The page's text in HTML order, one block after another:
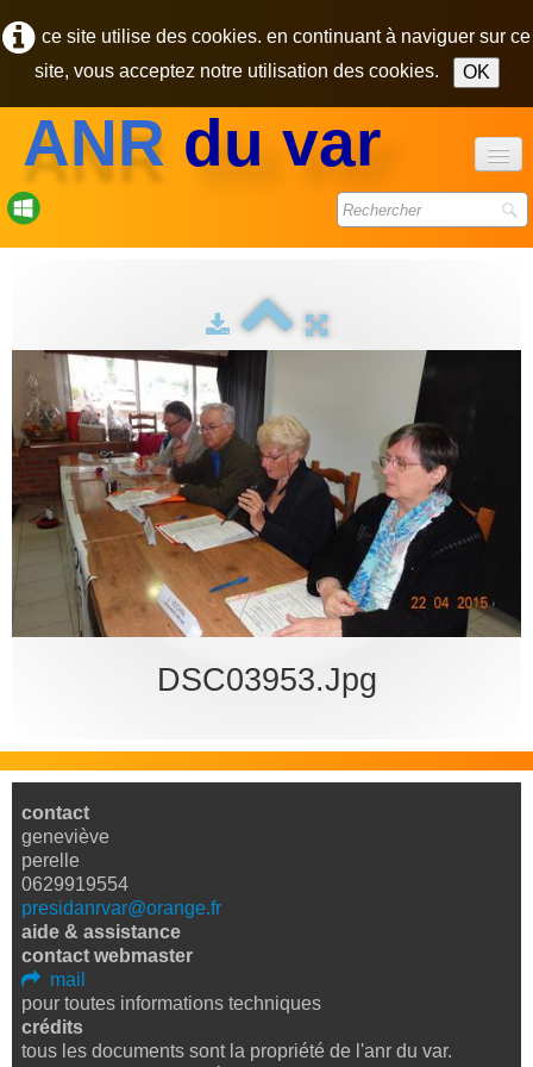
ce site utilise des cookies. en continuant à naviguer sur ce
site, vous acceptez notre utilisation des cookies.
OK
ANR du var
accueil
photos
contact
pôle des retraités
bureau
DSC03953.jpg
contact
geneviève
perelle
0629919554
presidanrvar@orange.fr
aide & assistance
contact webmaster
mail
pour toutes informations techniques
crédits
tous les documents sont la propriété de l'anr du var.